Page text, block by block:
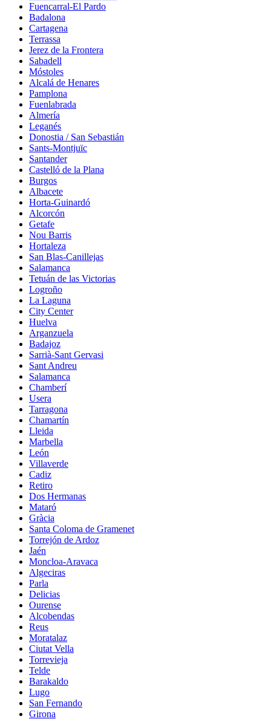
Fuencarral-El Pardo
Badalona
Cartagena
Terrassa
Jerez de la Frontera
Sabadell
Móstoles
Alcalá de Henares
Pamplona
Fuenlabrada
Almería
Leganés
Donostia / San Sebastián
Sants-Montjuïc
Santander
Castelló de la Plana
Burgos
Albacete
Horta-Guinardó
Alcorcón
Getafe
Nou Barris
Hortaleza
San Blas-Canillejas
Salamanca
Tetuán de las Victorias
Logroño
La Laguna
City Center
Huelva
Arganzuela
Badajoz
Sarrià-Sant Gervasi
Sant Andreu
Salamanca
Chamberí
Usera
Tarragona
Chamartín
Lleida
Marbella
León
Villaverde
Cadiz
Retiro
Dos Hermanas
Mataró
Gràcia
Santa Coloma de Gramenet
Torrejón de Ardoz
Jaén
Moncloa-Aravaca
Algeciras
Parla
Delicias
Ourense
Alcobendas
Reus
Moratalaz
Ciutat Vella
Torrevieja
Telde
Barakaldo
Lugo
San Fernando
Girona